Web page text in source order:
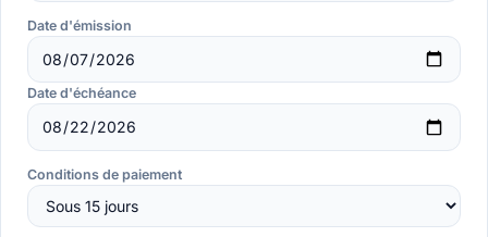
Date d'émission
Date d'échéance
Conditions de paiement